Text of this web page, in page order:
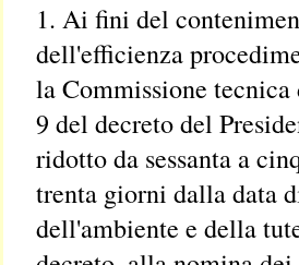
1. Ai fini del
dell'efficienza
la Commissione
9 del decreto del
ridotto da sessanta a
trenta giorni dalla data
dell'ambiente e della